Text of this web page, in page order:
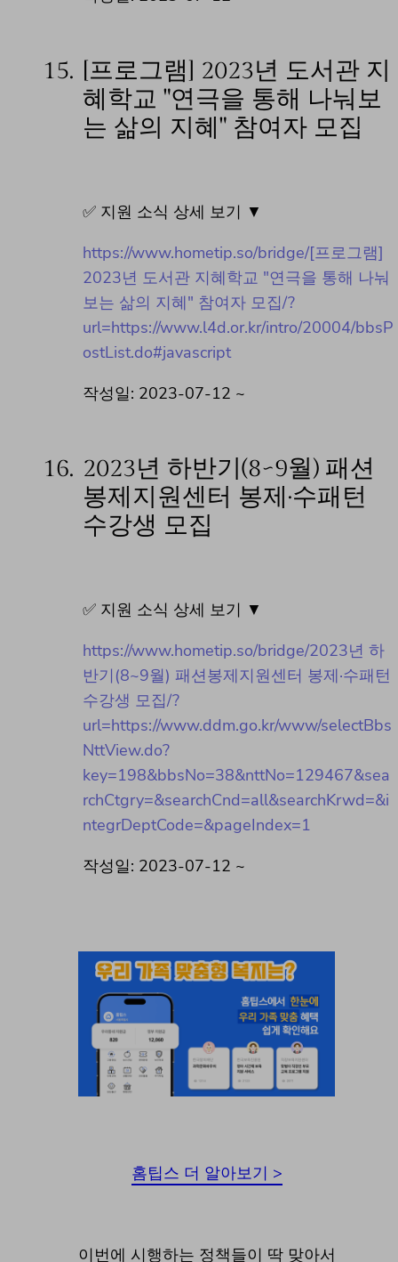
15.
[프로그램] 2023년 도서관 지
혜학교 "연극을 통해 나눠보
는 삶의 지혜" 참여자 모집
✅ 지원 소식 상세 보기 ▼
https://www.hometip.so/bridge/[프로그램]
2023년 도서관 지혜학교 "연극을 통해 나눠
보는 삶의 지혜" 참여자 모집/?
url=https://www.l4d.or.kr/intro/20004/bbsP
ostList.do#javascript
작성일: 2023-07-12 ~
16. 2023년 하반기(8~9월) 패션
봉제지원센터 봉제·수패턴
수강생 모집
✅ 지원 소식 상세 보기 ▼
https://www.hometip.so/bridge/2023년 하
반기(8~9월) 패션봉제지원센터 봉제·수패턴
수강생 모집/?
url=https://www.ddm.go.kr/www/selectBbs
NttView.do?
key=198&bbsNo=38&nttNo=129467&sea
rchCtgry=&searchCnd=all&searchKrwd=&i
ntegrDeptCode=&pageIndex=1
작성일: 2023-07-12 ~
홈팁스 더 알아보기 >
이번에 시행하는 정책들이 딱 맞아서